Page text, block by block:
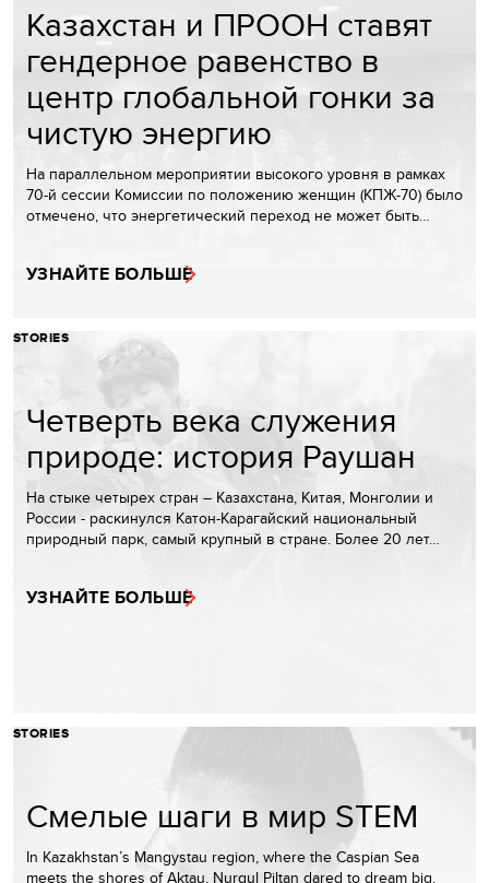
Казахстан и ПРООН ставят
гендерное равенство в
центр глобальной гонки за
чистую энергию
На параллельном мероприятии высокого уровня в рамках
70-й сессии Комиссии по положению женщин (КПЖ-70) было
отмечено, что энергетический переход не может быть…
УЗНАЙТЕ БОЛЬШЕ
STORIES
Четверть века служения
природе: история Раушан
На стыке четырех стран – Казахстана, Китая, Монголии и
России - раскинулся Катон-Карагайский национальный
природный парк, самый крупный в стране. Более 20 лет…
УЗНАЙТЕ БОЛЬШЕ
STORIES
Смелые шаги в мир STEM
In Kazakhstan’s Mangystau region, where the Caspian Sea
meets the shores of Aktau, Nurgul Piltan dared to dream big.